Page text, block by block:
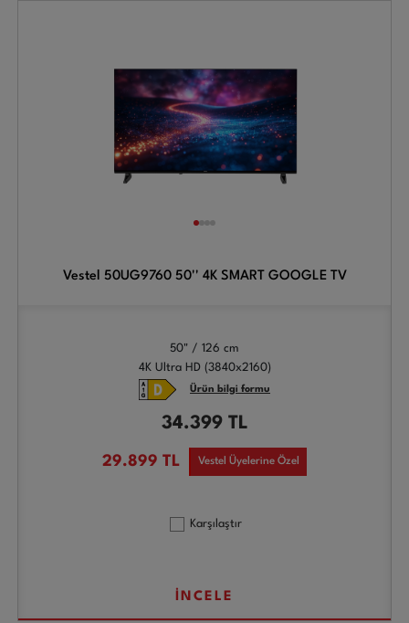
Vestel 50UG9760 50'' 4K SMART GOOGLE TV
50" / 126 cm
4K Ultra HD (3840x2160)
Ürün bilgi formu
34.399 TL
29.899 TL Vestel Üyelerine Özel
Karşılaştır
İNCELE